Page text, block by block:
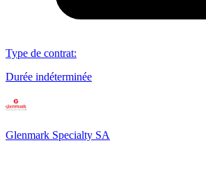
Type de contrat:
Durée indéterminée
Glenmark Specialty SA